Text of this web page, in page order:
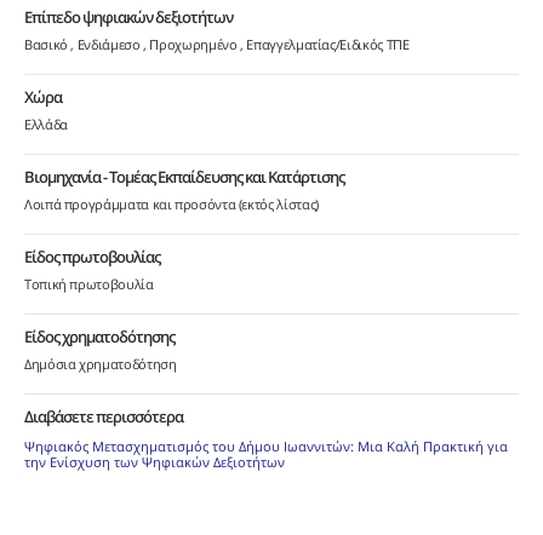
Επίπεδο ψηφιακών δεξιοτήτων
Βασικό Ενδιάμεσο Προχωρημένο Επαγγελματίας/Ειδικός ΤΠΕ
Χώρα
Ελλάδα
Βιομηχανία - Τομέας Εκπαίδευσης και Κατάρτισης
Λοιπά προγράμματα και προσόντα (εκτός λίστας)
Είδος πρωτοβουλίας
Τοπική πρωτοβουλία
Είδος χρηματοδότησης
Δημόσια χρηματοδότηση
Διαβάσετε περισσότερα
Ψηφιακός Μετασχηματισμός του Δήμου Ιωαννιτών: Μια Καλή Πρακτική για
την Ενίσχυση των Ψηφιακών Δεξιοτήτων